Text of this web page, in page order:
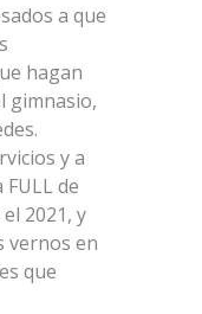
a que
hagan
gimnasio,
y a
de
2021, y
vernos en
que